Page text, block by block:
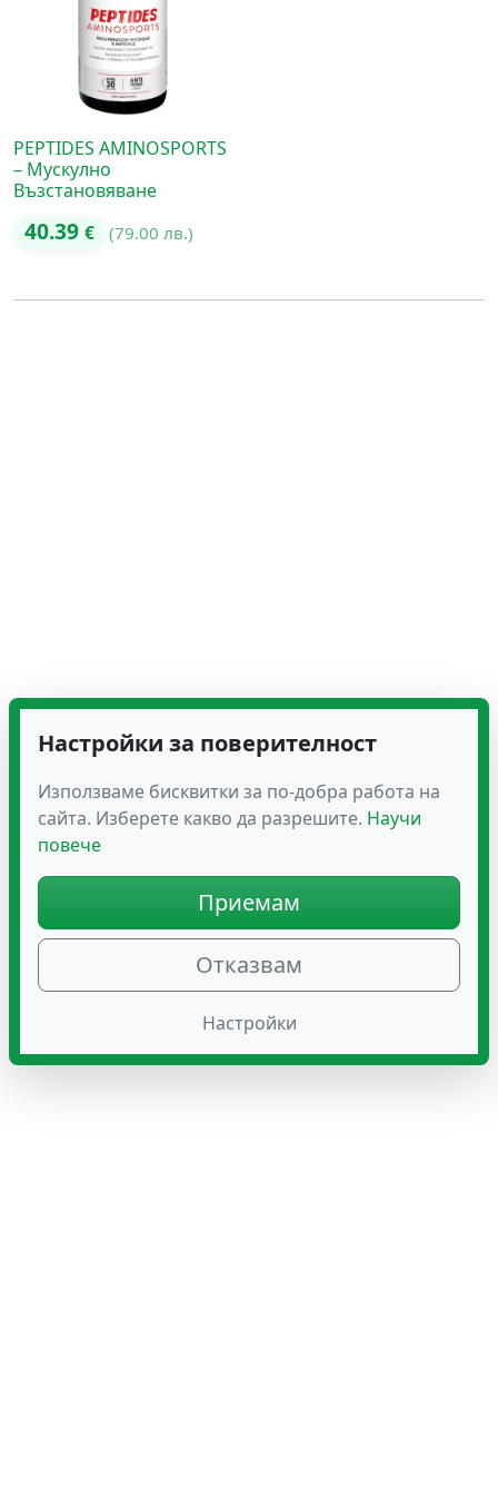
PEPTIDES AMINOSPORTS
– Мускулно
Възстановяване
40.39 € (79.00 лв.)
Настройки за поверителност
Използваме бисквитки за по-добра работа на
сайта. Изберете какво да разрешите. Научи
повече
Приемам
Отказвам
Настройки